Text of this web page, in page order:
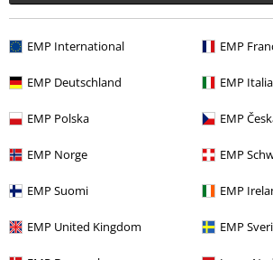
EMP International EMP
EMP Deutschland EMP Italia
EMP Polska EMP
EMP Norge EMP
EMP Suomi EMP
EMP United Kingdom EMP